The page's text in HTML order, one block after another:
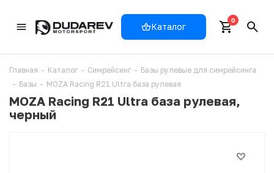
Каталог
0
Главная - Каталог - Симрейсинг - Базы рулевые для симрейсинга
- Базы - MOZA Racing R21 Ultra база рулевая
MOZA Racing R21 Ultra база рулевая,
черный